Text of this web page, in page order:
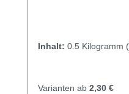
Inhalt: 0.5 Kilogramm
Varianten ab 2,30 €